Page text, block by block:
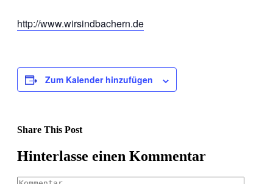
http://www.wirsindbachern.de
Zum Kalender hinzufügen
Share This Post
Facebook
X
LinkedIn
Pinterest
Hinterlasse einen Kommentar
Kommentar